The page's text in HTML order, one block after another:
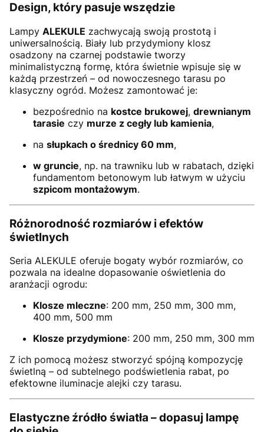
Design, który pasuje wszędzie
Lampy ALEKULE zachwycają swoją prostotą i
uniwersalnością. Biały lub przydymiony klosz
osadzony na czarnej podstawie tworzy
minimalistyczną formę, która świetnie wpisuje się w
każdą przestrzeń – od nowoczesnego tarasu po
klasyczny ogród. Możesz zamontować je:
bezpośrednio na kostce brukowej, drewnianym
tarasie czy murze z cegły lub kamienia,
na słupkach o średnicy 60 mm,
w gruncie, np. na trawniku lub w rabatach, dzięki
fundamentom betonowym lub łatwym w użyciu
szpicom montażowym.
Różnorodność rozmiarów i efektów
świetlnych
Seria ALEKULE oferuje bogaty wybór rozmiarów, co
pozwala na idealne dopasowanie oświetlenia do
aranżacji ogrodu:
Klosze mleczne: 200 mm, 250 mm, 300 mm,
400 mm, 500 mm
Klosze przydymione: 200 mm, 250 mm, 300 mm
Z ich pomocą możesz stworzyć spójną kompozycję
świetlną – od subtelnego podświetlenia rabat, po
efektowne iluminacje alejki czy tarasu.
Elastyczne źródło światła – dopasuj lampę